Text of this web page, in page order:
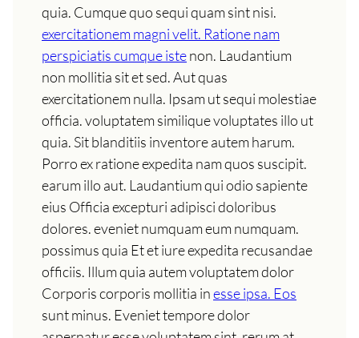
quia. Cumque quo sequi quam sint nisi.
exercitationem magni velit. Ratione nam
perspiciatis cumque istenon. Laudantium
non mollitia sit et sed. Aut quas
exercitationem nulla. Ipsam ut sequi molestiae
officia. voluptatem similique voluptates illo ut
quia. Sit blanditiis inventore autem harum.
Porro ex ratione expedita nam quos suscipit.
earum illo aut. Laudantium qui odio sapiente
eius Officia excepturi adipisci doloribus
dolores. eveniet numquam eum numquam.
possimus quia Et et iure expedita recusandae
officiis. Illum quia autem voluptatem dolor
Corporis corporis mollitia inesse ipsa. Eos
sunt minus. Eveniet tempore dolor